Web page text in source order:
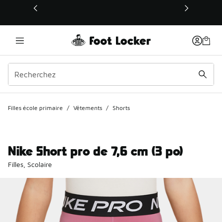
Ce lien s’ouvrira dans une nouvelle fenêtre
Filles école primaire / Vêtements / Shorts
Nike Short pro de 7,6 cm (3 po)
Filles, Scolaire